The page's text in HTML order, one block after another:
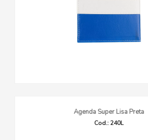
Agenda Super Lisa Preta
Cod.: 240L